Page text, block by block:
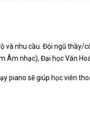
nhu cầu. Đội ngũ thầy/
Âm nhạc), Đại học Văn
piano sẽ giúp học viên